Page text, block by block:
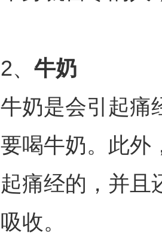
2、 牛奶
牛奶是会引起痛
要喝牛奶。此外
起痛经的，并且
吸收。